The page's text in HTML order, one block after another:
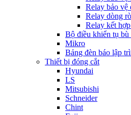
Relay bảo vệ
Relay dòng
Relay kết
Bộ điều khiển tụ
Mikro
Bảng đèn báo lập
Thiết bị đóng cắt
Hyundai
LS
Mitsubishi
Schneider
Chint